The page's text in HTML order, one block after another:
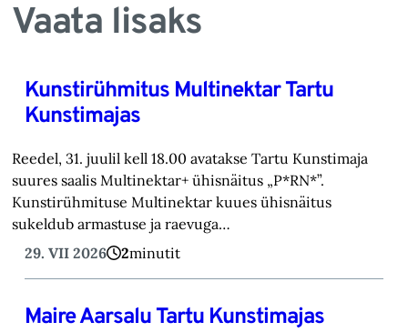
Vaata lisaks
Kunstirühmitus Multinektar Tartu
Kunstimajas
Reedel, 31. juulil kell 18.00 avatakse Tartu Kunstimaja
suures saalis Multinektar+ ühisnäitus „P*RN*”.
Kunstirühmituse Multinektar kuues ühisnäitus
sukeldub armastuse ja raevuga…
29. VII 2026
2minutit
Maire Aarsalu Tartu Kunstimajas